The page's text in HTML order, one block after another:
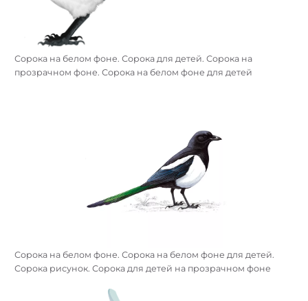
Сорока на белом фоне. Сорока для детей. Сорока на
прозрачном фоне. Сорока на белом фоне для детей
Сорока на белом фоне. Сорока на белом фоне для детей.
Сорока рисунок. Сорока для детей на прозрачном фоне